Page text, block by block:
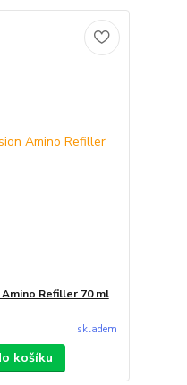
Refiller 70 ml
skladem
košíku